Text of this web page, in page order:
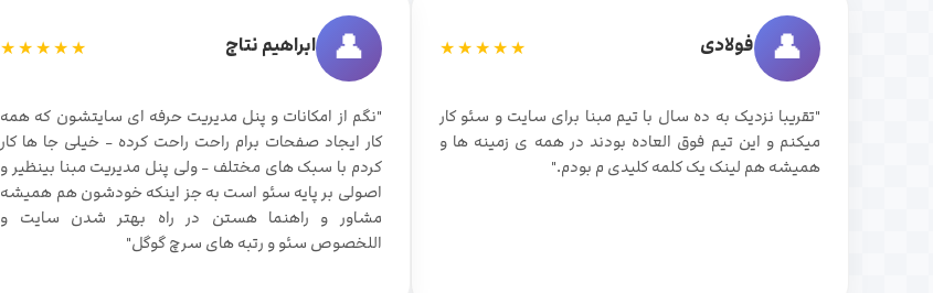
👤 فولادی ★★★★★
"تقریبا نزدیک به ده سال با تیم مبنا برای سایت و سئو کار
میکنم و این تیم فوق العاده بودند در همه ی زمینه ها و
همیشه هم لینک یک کلمه کلیدی م بودم."
👤 ابراهیم نتاج ★★★★★
"نگم از امکانات و پنل مدیریت حرفه ای سایتشون که همه
کار ایجاد صفحات برام راحت راحت کرده - خیلی جا ها کار
کردم با سبک های مختلف - ولی پنل مدیریت مبنا بینظیر و
اصولی بر پایه سئو است به جز اینکه خودشون هم همیشه
مشاور و راهنما هستن در راه بهتر شدن سایت و
اللخصوص سئو و رتبه های سرچ گوگل"